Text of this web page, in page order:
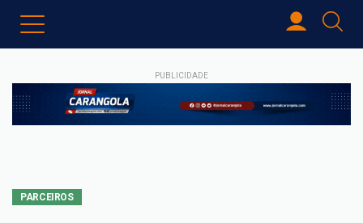
PUBLICIDADE
PARCEIROS